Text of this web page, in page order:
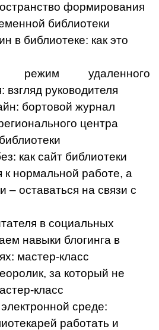
формирования
библиотеки
в библиотеке: как это
удаленного
взгляд руководителя
бортовой журнал
центра
как сайт библиотеки
к нормальной работе, а
– оставаться на связи с
в социальных
навыки блогинга в
мастер-класс
за который не
класс
среде:
работать и